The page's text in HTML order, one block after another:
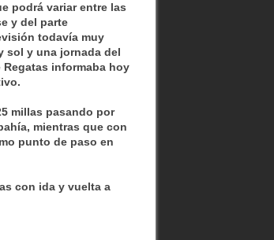
podrá variar entre las
y del parte
todavía muy
sol y una jornada del
informaba hoy
millas pasando por
mientras que con
punto de paso en
con ida y vuelta a